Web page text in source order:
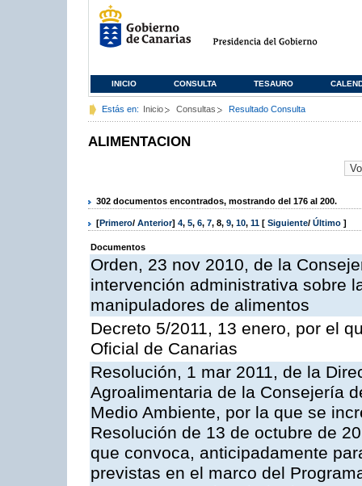
INICIO CONSULTA TESAURO
Estás en: Inicio Consultas Resultado Consulta
ALIMENTACION
302 documentos encontrados, mostrando del 176 al 200.
[Primero/ Anterior] 4, 5, 6, 7, 8, 9, 10, 11 [ Siguiente/ Último ]
Documentos
Orden, 23 nov 2010, de la
intervención administrativa sobre
manipuladores de alimentos
Decreto 5/2011, 13 enero, por el
Oficial de Canarias
Resolución, 1 mar 2011, de la
Agroalimentaria de la Consejería
Medio Ambiente, por la que se
Resolución de 13 de octubre de
que convoca, anticipadamente
previstas en el marco del